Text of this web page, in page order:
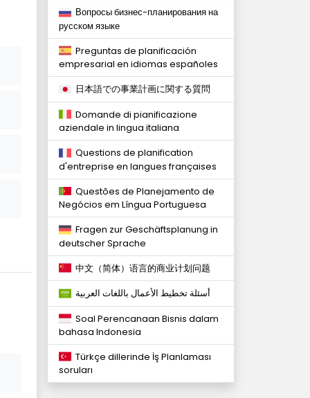
Вопросы бизнес-планирования на
русском языке
Preguntas de planificación
empresarial en idiomas españoles
日本語での事業計画に関する質問
Domande di pianificazione
aziendale in lingua italiana
Questions de planification
d'entreprise en langues françaises
Questões de Planejamento de
Negócios em Língua Portuguesa
Fragen zur Geschäftsplanung in
deutscher Sprache
中文（简体）语言的商业计划问题
أسئلة تخطيط الأعمال باللغات العربية
Soal Perencanaan Bisnis dalam
bahasa Indonesia
Türkçe dillerinde İş Planlaması
soruları